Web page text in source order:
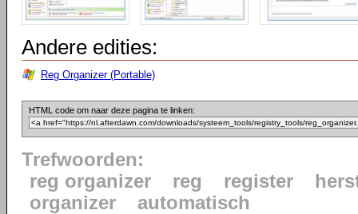
Andere edities:
Reg Organizer (Portable)
HTML code om naar deze pagina te linken:
Trefwoorden:
reg organizer
reg register
organizer
automatisch